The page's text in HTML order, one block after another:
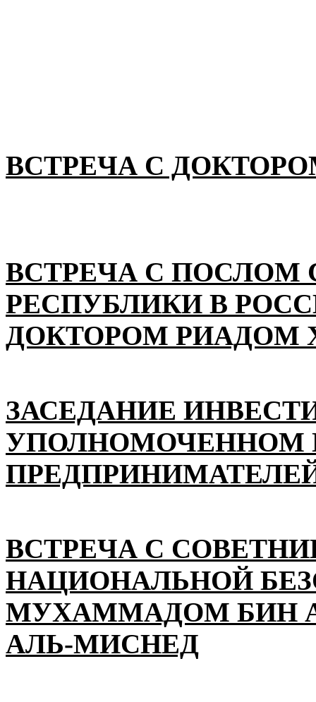
ВСТРЕЧА С
ВСТРЕЧА С ПОСЛОМ
РЕСПУБЛИКИ В
ДОКТОРОМ РИАДОМ
ЗАСЕДАНИЕ
УПОЛНОМОЧЕННОМ
ВСТРЕЧА С
НАЦИОНАЛЬНОЙ
МУХАММАДОМ БИН
АЛЬ-МИСНЕД